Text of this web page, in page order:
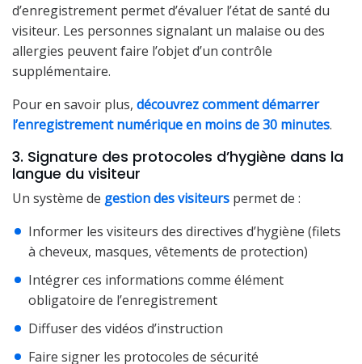
d’enregistrement permet d’évaluer l’état de santé du
visiteur. Les personnes signalant un malaise ou des
allergies peuvent faire l’objet d’un contrôle
supplémentaire.
Pour en savoir plus, découvrez comment démarrer
l’enregistrement numérique en moins de 30 minutes.
3. Signature des protocoles d’hygiène dans la
langue du visiteur
Un système de gestion des visiteurs permet de :
Informer les visiteurs des directives d’hygiène (filets
à cheveux, masques, vêtements de protection)
Intégrer ces informations comme élément
obligatoire de l’enregistrement
Diffuser des vidéos d’instruction
Faire signer les protocoles de sécurité